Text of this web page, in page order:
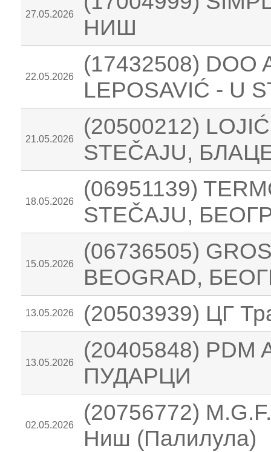
27.05.2026
НИШ
22.05.2026
(17432508) DOO
LEPOSAVIĆ - U
21.05.2026
(20500212)
STEČAJU,
18.05.2026
(06951139)
STEČAJU,
15.05.2026
(06736505)
BEOGRAD,
13.05.2026 (20503939) ЦГ
13.05.2026
(20405848) PDM
ПУДАРЦИ
02.05.2026
(20756772)
Ниш (Палилула)